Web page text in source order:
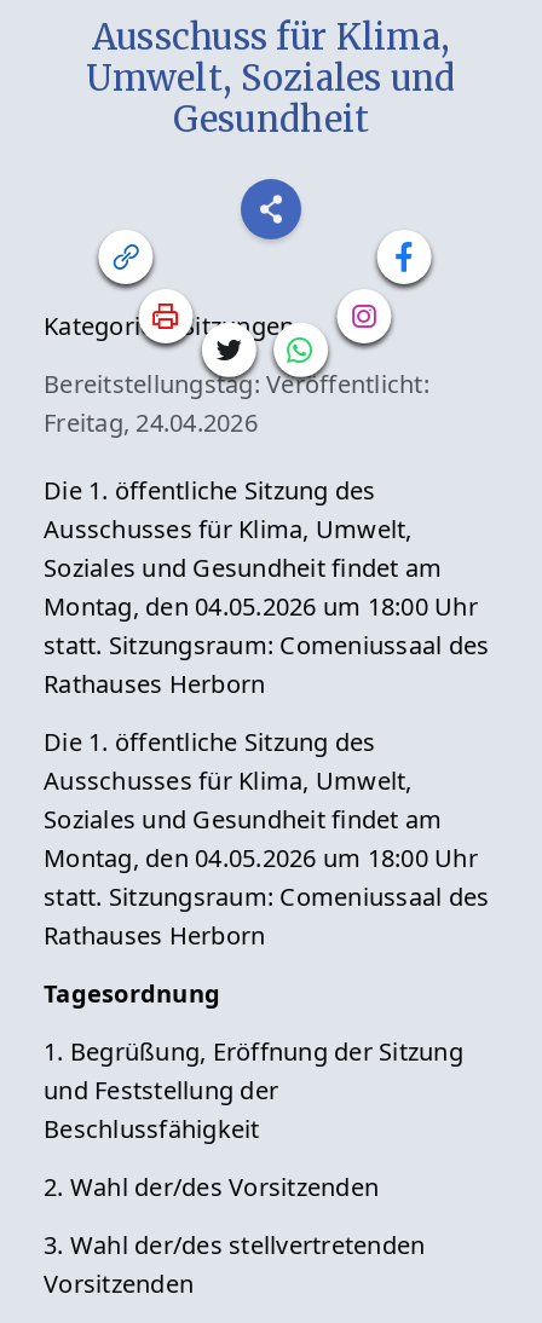
Ausschuss für Klima,
Umwelt, Soziales und
Gesundheit
Kategorien: Sitzungen
Bereitstellungstag:Veröffentlicht:
Freitag, 24.04.2026
Die 1. öffentliche Sitzung des
Ausschusses für Klima, Umwelt,
Soziales und Gesundheit findet am
Montag, den 04.05.2026 um 18:00 Uhr
statt. Sitzungsraum: Comeniussaal des
Rathauses Herborn
Die 1. öffentliche Sitzung des
Ausschusses für Klima, Umwelt,
Soziales und Gesundheit findet am
Montag, den 04.05.2026 um 18:00 Uhr
statt. Sitzungsraum: Comeniussaal des
Rathauses Herborn
Tagesordnung
1. Begrüßung, Eröffnung der Sitzung
und Feststellung der
Beschlussfähigkeit
2. Wahl der/des Vorsitzenden
3. Wahl der/des stellvertretenden
Vorsitzenden